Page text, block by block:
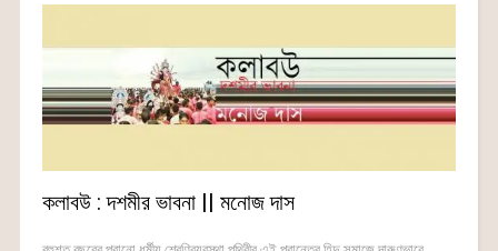
কলাবউ : দশমীর ভাবনা || মনোজ দাস